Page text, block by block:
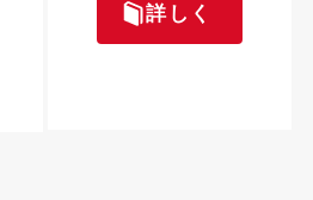
詳しく